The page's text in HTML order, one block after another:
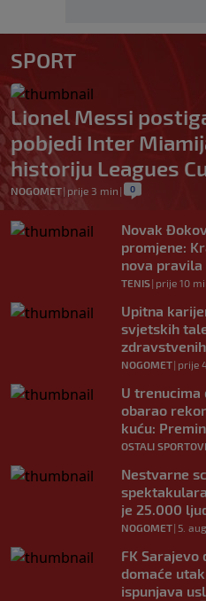
SPORT
Lionel Messi
pobjedi Inter
historiju Leagues
NOGOMET| prije 3 min | 0
Novak
promjene:
nova pravila
TENIS| prije 10
Upitna
svjetskih
NOGOMET| prije
U trenucima
obarao
kuću:
OSTALI SPORTOVI
Nestvarne
je 25.000
NOGOMET| 5. aug.
FK Sarajevo
domaće
ispunjava